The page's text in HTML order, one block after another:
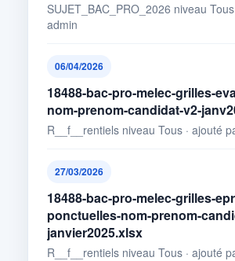
SUJET_BAC_PRO_2026 niveau
admin
06/04/2026
18488-bac-pro-melec-grilles-
nom-prenom-candidat-v2-
R__f__rentiels niveau Tous · ajouté
27/03/2026
18488-bac-pro-melec-grilles-
ponctuelles-nom-prenom-
janvier2025.xlsx
R__f__rentiels niveau Tous · ajouté